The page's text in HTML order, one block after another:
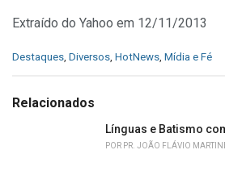
Extraído do Yahoo em 12/11/2013
C
e
Destaques Diversos HotNews Mídia e Fé
Relacionados
Línguas e Batismo
POR PR. JOÃO FLÁVIO